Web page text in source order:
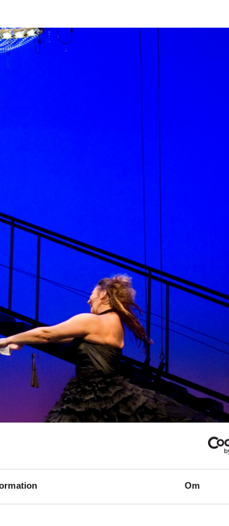
Om
NYHETSBREV
evenemang och
Integritetspolicy
SKICKA